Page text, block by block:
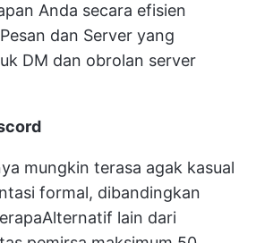
Anda secara efisien
dan Server yang
DM dan obrolan server
mungkin terasa agak kasual
formal, dibandingkan
Alternatif lain dari